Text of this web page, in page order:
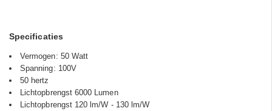
Specificaties
Vermogen: 50 Watt
Spanning: 100V
50 hertz
Lichtopbrengst 6000 Lumen
Lichtopbrengst 120 lm/W - 130 lm/W